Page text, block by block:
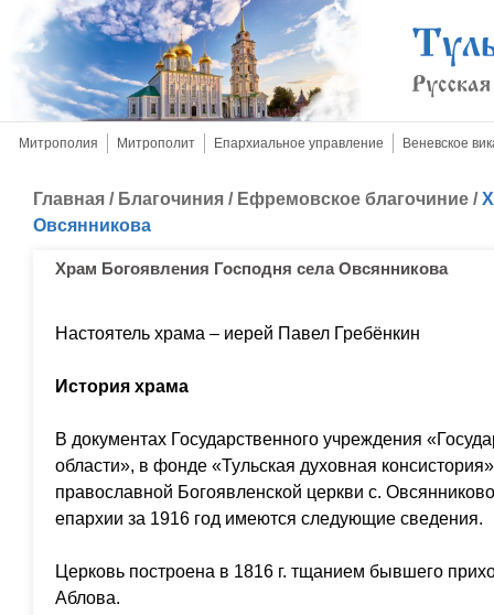
Митрополия Митрополит Епархиальное управление Веневское
Главная / Благочиния / Ефремовское благочиние /
Овсянникова
Храм Богоявления Господня села Овсянникова
Настоятель храма – иерей Павел Гребёнкин
История храма
В документах Государственного учреждения
области», в фонде «Тульская духовная
православной Богоявленской церкви с.
епархии за 1916 год имеются следующие сведения.
Церковь построена в 1816 г. тщанием бывшего
Аблова.